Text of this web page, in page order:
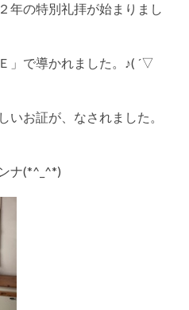
年の特別礼拝が始まりまし
」で導かれました。♪( ´▽
いお証が、なされました。
ナ(*^_^*)